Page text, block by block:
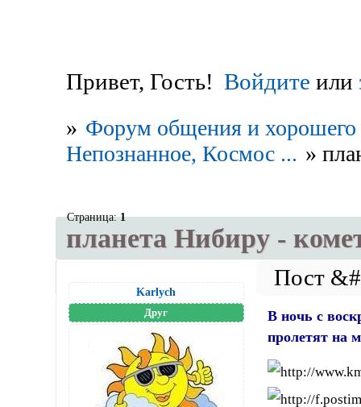
Привет, Гость! Войдите или
» Форум общения и хорошего
Непознанное, Космос ... »
планета Нибиру -
Страница:1
Karlych
Друг
В ночь с
пролетят на